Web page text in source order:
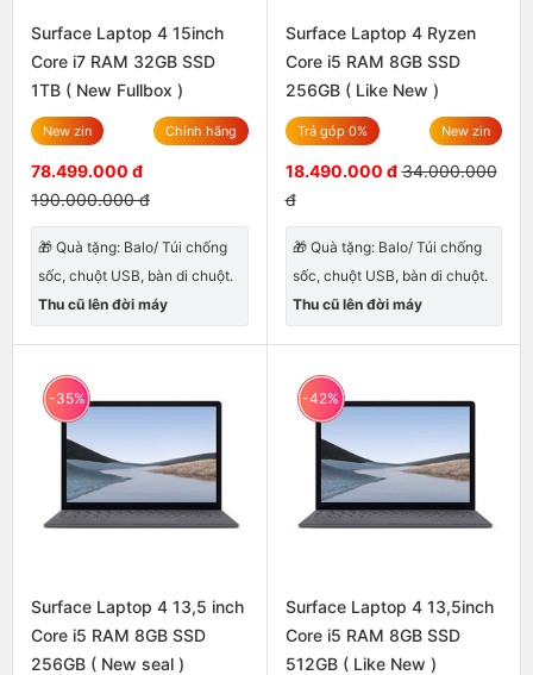
Surface Laptop 4 15inch
Core i7 RAM 32GB SSD
1TB ( New Fullbox )
New zin Chính hãng
78.499.000 đ
190.000.000 đ
🎁 Quà tặng: Balo/ Túi chống
sốc, chuột USB, bàn di chuột.
Thu cũ lên đời máy
Surface Laptop 4 Ryzen
Core i5 RAM 8GB SSD
256GB ( Like New )
Trả góp 0% New zin
18.490.000 đ 34.000.000
đ
🎁 Quà tặng: Balo/ Túi chống
sốc, chuột USB, bàn di chuột.
Thu cũ lên đời máy
-35%
Surface Laptop 4 13,5 inch
Core i5 RAM 8GB SSD
256GB ( New seal )
-42%
Surface Laptop 4 13,5inch
Core i5 RAM 8GB SSD
512GB ( Like New )